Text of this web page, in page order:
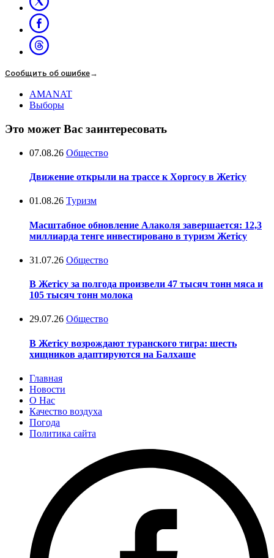
Сообщить об ошибке→
AMANAT
Выборы
Это может Вас заинтересовать
07.08.26 Общество
Движение открыли на трассе к Хоргосу в Жетісу
01.08.26 Туризм
Масштабное обновление Алаколя завершается: 12,3
миллиарда тенге инвестировано в туризм Жетісу
31.07.26 Общество
В Жетісу за полгода произвели 47 тысяч тонн мяса и
105 тысяч тонн молока
29.07.26 Общество
В Жетісу возрождают туранского тигра: шесть
хищников адаптируются на Балхаше
Главная
Новости
О Нас
Качество воздуха
Погода
Политика сайта